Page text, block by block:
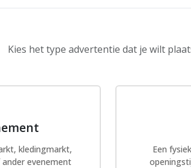
Kies het type advertentie dat je wilt
kledingmarkt,
evenement
Een